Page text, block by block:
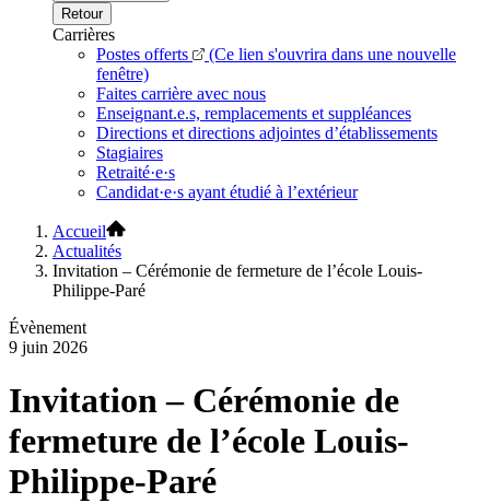
Retour
Carrières
Postes offerts
(Ce lien s'ouvrira dans une nouvelle
fenêtre)
Faites carrière avec nous
Enseignant.e.s, remplacements et suppléances
Directions et directions adjointes d’établissements
Stagiaires
Retraité·e·s
Candidat·e·s ayant étudié à l’extérieur
Accueil
Actualités
Invitation – Cérémonie de fermeture de l’école Louis-
Philippe-Paré
Évènement
9 juin 2026
Invitation – Cérémonie de
fermeture de l’école Louis-
Philippe-Paré